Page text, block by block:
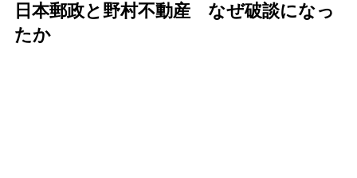
日本郵政と野村不動産 なぜ破談になっ
たか